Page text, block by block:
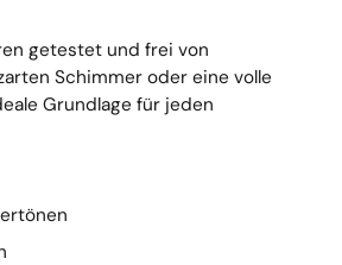
getestet und frei von
Schimmer oder eine volle
Grundlage für jeden